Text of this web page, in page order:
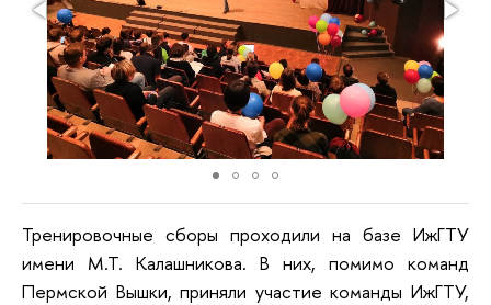
Тренировочные сборы проходили на базе ИжГТУ
имени М.Т. Калашникова. В них, помимо команд
Пермской Вышки, приняли участие команды ИжГТУ,